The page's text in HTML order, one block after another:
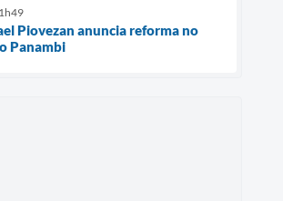
Piovezan anuncia reforma no
Panambi